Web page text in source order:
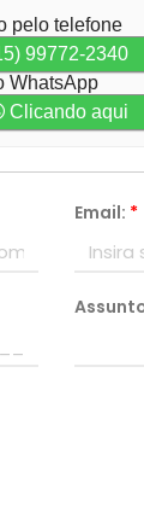
pelo telefone
99772-2340
WhatsApp
Clicando aqui
Email: *